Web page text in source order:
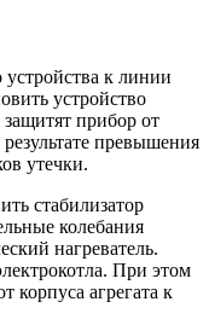
устройства к линии
устройство
прибор от
превышения
утечки.
стабилизатор
колебания
нагреватель.
При этом
корпуса агрегата к